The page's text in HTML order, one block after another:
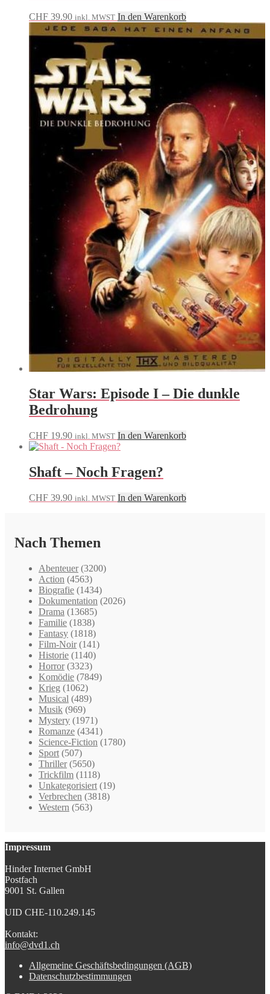
CHF 39.90 inkl. MWST In den Warenkorb
Star Wars: Episode I – Die dunkle
Bedrohung
CHF 19.90 inkl. MWST In den Warenkorb
Shaft – Noch Fragen?
CHF 39.90 inkl. MWST In den Warenkorb
Nach Themen
Abenteuer (3200)
Action (4563)
Biografie (1434)
Dokumentation (2026)
Drama (13685)
Familie (1838)
Fantasy (1818)
Film-Noir (141)
Historie (1140)
Horror (3323)
Komödie (7849)
Krieg (1062)
Musical (489)
Musik (969)
Mystery (1971)
Romanze (4341)
Science-Fiction (1780)
Sport (507)
Thriller (5650)
Trickfilm (1118)
Unkategorisiert (19)
Verbrechen (3818)
Western (563)
Impressum
Hinder Internet GmbH
Postfach
9001 St. Gallen
UID CHE-110.249.145
Kontakt:
info@dvd1.ch
Allgemeine Geschäftsbedingungen (AGB)
Datenschutzbestimmungen